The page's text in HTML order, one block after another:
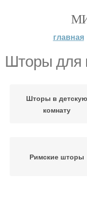
главная
Шторы для
Шторы в детскую
комнату
Римские шторы